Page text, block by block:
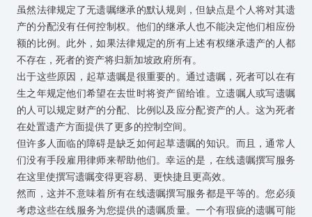
虽然法律规定了无遗嘱继承的默认规则，但缺点是个人将对其遗
产的分配没有任何控制权。他们的继承人也不能决定他们相应份
额的比例。此外，如果法律规定的所有上述有权继承遗产的人都
不存在，死者的资产将归新加坡政府所有。
出于这些原因，起草遗嘱是很重要的。通过遗嘱，死者可以在有
生之年规定他们希望在去世时将资产留给谁。立遗嘱人或写遗嘱
的人可以规定财产的分配、比例以及应分配资产的人。这为死者
在处置遗产方面提供了更多的控制空间。
但许多人面临的障碍是缺乏如何起草遗嘱的知识。而且，通常人
们没有手段雇用律师来帮助他们。幸运的是，在线遗嘱撰写服务
在这里使撰写遗嘱变得更容易、更快捷且更高效。
然而，这并不意味着所有在线遗嘱撰写服务都是平等的。您必须
考虑这些在线服务为您提供的遗嘱质量。一个有瑕疵的遗嘱可能